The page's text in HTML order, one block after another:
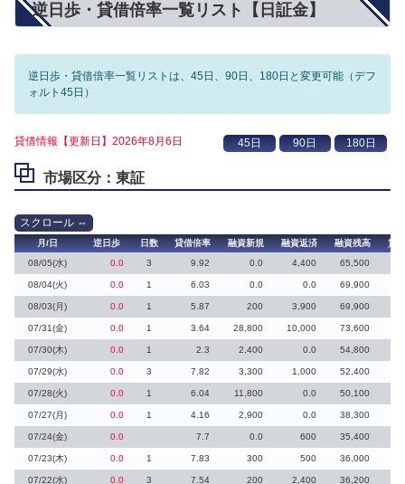
逆日歩・貸借倍率一覧リスト【日証金】
逆日歩・貸借倍率一覧リストは、45日、90日、180日と変更可能（デフ
ォルト45日）
貸借情報【更新日】2026年8月6日
市場区分：東証
月/日 逆日歩 日数 貸借倍率 融資新規 融資返済 融資残高
貸
08/05(水)
0.0 3 9.92 0.0 4,400 65,500
08/04(火) 0.0 1 6.03 0.0 0.0 69,900
08/03(月) 0.0 1 5.87 200 3,900 69,900
07/31(金) 0.0 1 3.64 28,800 10,000 73,600
07/30(木) 0.0 1 2.3 2,400 0.0 54,800
07/29(水) 0.0 3 7.82 3,300 1,000 52,400
07/28(火) 0.0 1 6.04 11,800 0.0 50,100
07/27(月) 0.0 1 4.16 2,900 0.0 38,300
07/24(金) 0.0 7.7 0.0 600 35,400
07/23(木) 0.0 1 7.83 300 500 36,000
07/22(水) 0.0 3 7.54 200 2,400 36,200